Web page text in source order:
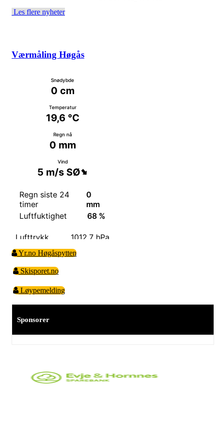
Les flere nyheter
Værmåling Høgås
Yr.no Høgåspytten
Skisporet.no
Løypemelding
Sponsorer